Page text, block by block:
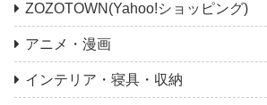
ZOZOTOWN(Yahoo!ショッピング)
アニメ・漫画
インテリア・寝具・収納